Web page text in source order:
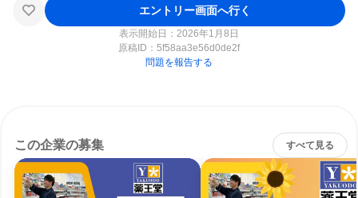
エントリー画面へ行く
表示開始日：2026年1月8日
原稿ID： 5f58aa3e56d0de2f
問題を報告する
この企業の募集 すべて見る